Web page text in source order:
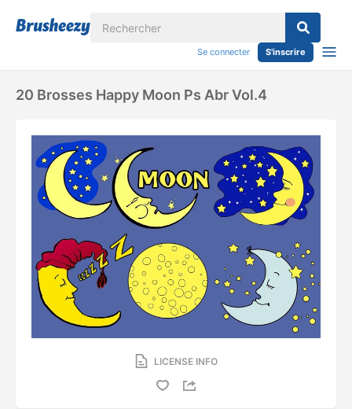
Se connecter S'inscrire
20 Brosses Happy Moon Ps Abr Vol.4
LICENSE INFO